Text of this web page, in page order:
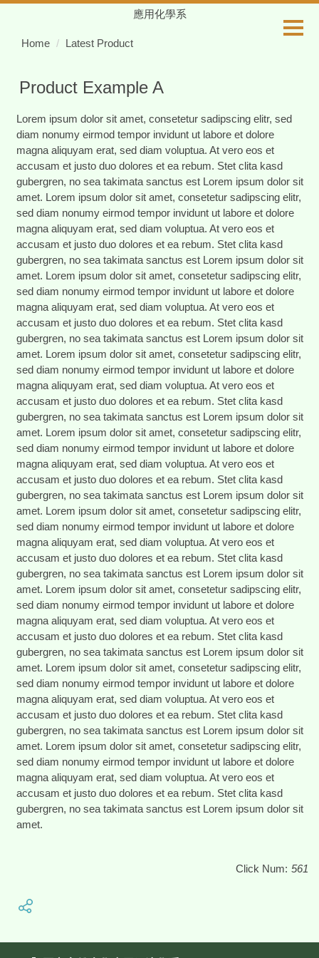
block
應用化學系
Home Latest Product
Product Example A
Lorem ipsum dolor sit amet, consetetur sadipscing elitr, sed
diam nonumy eirmod tempor invidunt ut labore et dolore
magna aliquyam erat, sed diam voluptua. At vero eos et
accusam et justo duo dolores et ea rebum. Stet clita kasd
gubergren, no sea takimata sanctus est Lorem ipsum dolor sit
amet. Lorem ipsum dolor sit amet, consetetur sadipscing elitr,
sed diam nonumy eirmod tempor invidunt ut labore et dolore
magna aliquyam erat, sed diam voluptua. At vero eos et
accusam et justo duo dolores et ea rebum. Stet clita kasd
gubergren, no sea takimata sanctus est Lorem ipsum dolor sit
amet. Lorem ipsum dolor sit amet, consetetur sadipscing elitr,
sed diam nonumy eirmod tempor invidunt ut labore et dolore
magna aliquyam erat, sed diam voluptua. At vero eos et
accusam et justo duo dolores et ea rebum. Stet clita kasd
gubergren, no sea takimata sanctus est Lorem ipsum dolor sit
amet. Lorem ipsum dolor sit amet, consetetur sadipscing elitr,
sed diam nonumy eirmod tempor invidunt ut labore et dolore
magna aliquyam erat, sed diam voluptua. At vero eos et
accusam et justo duo dolores et ea rebum. Stet clita kasd
gubergren, no sea takimata sanctus est Lorem ipsum dolor sit
amet. Lorem ipsum dolor sit amet, consetetur sadipscing elitr,
sed diam nonumy eirmod tempor invidunt ut labore et dolore
magna aliquyam erat, sed diam voluptua. At vero eos et
accusam et justo duo dolores et ea rebum. Stet clita kasd
gubergren, no sea takimata sanctus est Lorem ipsum dolor sit
amet. Lorem ipsum dolor sit amet, consetetur sadipscing elitr,
sed diam nonumy eirmod tempor invidunt ut labore et dolore
magna aliquyam erat, sed diam voluptua. At vero eos et
accusam et justo duo dolores et ea rebum. Stet clita kasd
gubergren, no sea takimata sanctus est Lorem ipsum dolor sit
amet. Lorem ipsum dolor sit amet, consetetur sadipscing elitr,
sed diam nonumy eirmod tempor invidunt ut labore et dolore
magna aliquyam erat, sed diam voluptua. At vero eos et
accusam et justo duo dolores et ea rebum. Stet clita kasd
gubergren, no sea takimata sanctus est Lorem ipsum dolor sit
amet. Lorem ipsum dolor sit amet, consetetur sadipscing elitr,
sed diam nonumy eirmod tempor invidunt ut labore et dolore
magna aliquyam erat, sed diam voluptua. At vero eos et
accusam et justo duo dolores et ea rebum. Stet clita kasd
gubergren, no sea takimata sanctus est Lorem ipsum dolor sit
amet. Lorem ipsum dolor sit amet, consetetur sadipscing elitr,
sed diam nonumy eirmod tempor invidunt ut labore et dolore
magna aliquyam erat, sed diam voluptua. At vero eos et
accusam et justo duo dolores et ea rebum. Stet clita kasd
gubergren, no sea takimata sanctus est Lorem ipsum dolor sit
amet.
Click Num: 561